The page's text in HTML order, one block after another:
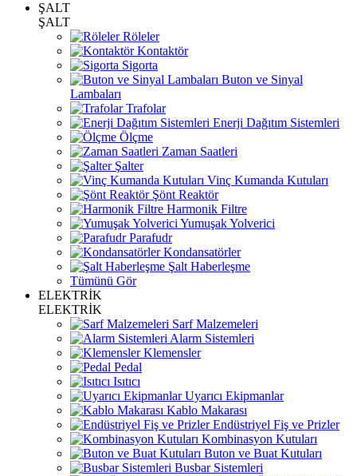
ŞALT
ŞALT
Röleler
Kontaktör
Sigorta
Buton ve Sinyal
Lambaları
Trafolar
Enerji Dağıtım Sistemleri
Ölçme
Zaman Saatleri
Şalter
Vinç Kumanda Kutuları
Şönt Reaktör
Harmonik Filtre
Yumuşak Yolverici
Parafudr
Kondansatörler
Şalt Haberleşme
Tümünü Gör
ELEKTRİK
ELEKTRİK
Sarf Malzemeleri
Alarm Sistemleri
Klemensler
Pedal
Isıtıcı
Uyarıcı Ekipmanlar
Kablo Makarası
Endüstriyel Fiş ve Prizler
Kombinasyon Kutuları
Buton ve Buat Kutuları
Busbar Sistemleri